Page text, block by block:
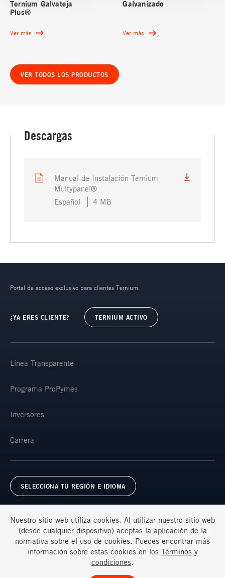
Ternium Galvateja
Plus®
Ver más
Galvanizado
Ver más
VER TODOS LOS PRODUCTOS
Descargas
Manual de Instalación Ternium
Multypanel®
Español
4 MB
Portal de acceso exclusivo para clientes Ternium.
¿YA ERES CLIENTE? TERNIUM ACTIVO
Línea Transparente
Programa ProPymes
Inversores
Carrera
SELECCIONA TU REGIÓN E IDIOMA
Términos y condiciones Privacidad Preguntas frecuentes
Nuestro sitio web utiliza cookies. Al utilizar nuestro sitio web
(desde cualquier dispositivo) aceptas la aplicación de la
normativa sobre el uso de cookies. Puedes encontrar más
información sobre estas cookies en los Términos y
condiciones.